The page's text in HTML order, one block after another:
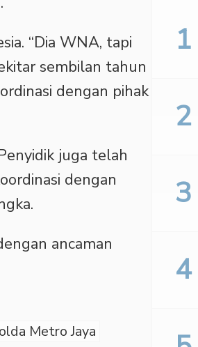
“Dia WNA, tapi
sembilan tahun
dengan pihak
juga telah
dengan
ancaman
Metro Jaya